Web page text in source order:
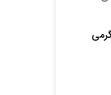
47 کیلوگرمی